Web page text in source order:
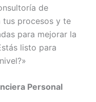
de
tus procesos y te
para mejorar la
listo para
Personal